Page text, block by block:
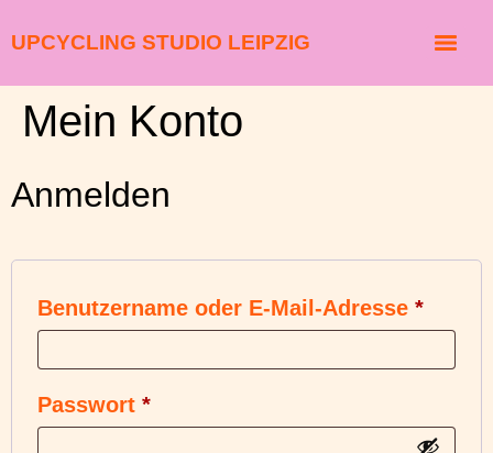
UPCYCLING STUDIO LEIPZIG
Mein Konto
Anmelden
Benutzername oder E-Mail-Adresse *
Passwort *